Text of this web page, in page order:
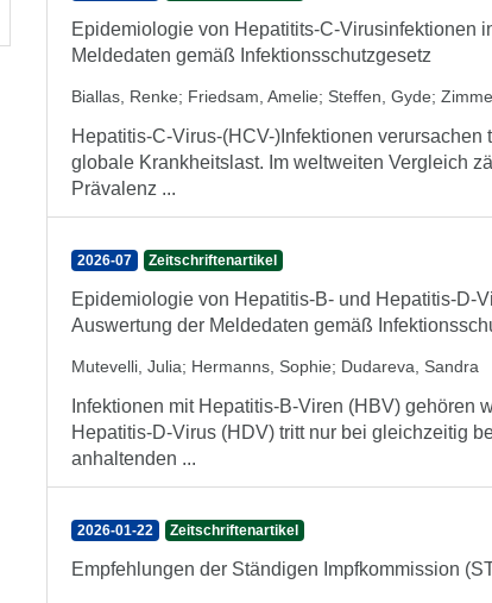
Epidemiologie von Hepatitits-C-Virusinfektionen
Meldedaten gemäß Infektionsschutzgesetz
Biallas, Renke; Friedsam, Amelie; Steffen, Gyde;
Hepatitis-C-Virus-(HCV-)Infektionen
globale Krankheitslast. Im weltweiten Vergleich
Prävalenz ...
2026-07 Zeitschriftenartikel
Epidemiologie von Hepatitis-B- und Hepatitis-D-
Auswertung der Meldedaten gemäß
Mutevelli, Julia; Hermanns, Sophie; Dudareva, Sandra
Infektionen mit Hepatitis-B-Viren (HBV)
Hepatitis-D-Virus (HDV) tritt nur bei gleichzeitig
anhaltenden ...
2026-01-22 Zeitschriftenartikel
Empfehlungen der Ständigen Impfkommission